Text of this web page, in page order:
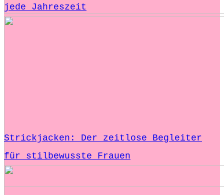
jede Jahreszeit
Strickjacken: Der zeitlose Begleiter
für stilbewusste Frauen